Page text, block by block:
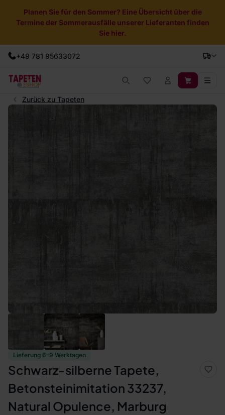
Planen Sie für den Sommer? Eine Übersicht über die
Termine der Sommerausfälle unserer Lieferanten finden
Sie hier.
+49 781 95633072
Zurück zu Tapeten
Lieferung 6–9 Werktagen
Schwarz-silberne Tapete,
Betonsteinimitation 33237,
Natural Opulence, Marburg